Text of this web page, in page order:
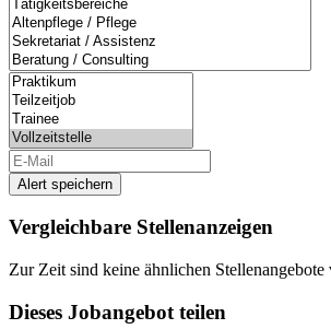
Alert speichern
Vergleichbare Stellenanzeigen
Zur Zeit sind keine ähnlichen Stellenangebote
Dieses Jobangebot teilen